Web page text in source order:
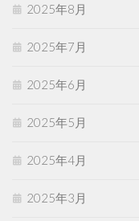
2025年8月
2025年7月
2025年6月
2025年5月
2025年4月
2025年3月